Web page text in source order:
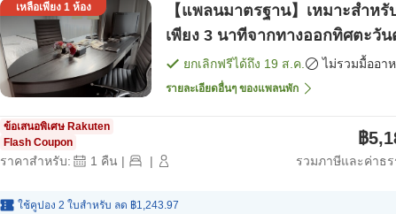
เหลือเพียง 1ห้อง
【แพลนมาตรฐาน】เหมาะสำห
เพียง 3 นาทีจากทางออกทิศตะวั
พัก]ยกเลิกฟรีได้ถึง 19 ส.ค. ไม่รวมมื้ออา
รายละเอียดอื่นๆ ของแพลนพัก
ข้อเสนอพิเศษ Rakuten
Flash Coupon
ราคาสำหรับ: 1 คืน | |
฿
รวมภาษีและค่าธร
ใช้คูปอง 2 ใบสำหรับ ลด ฿1,243.97